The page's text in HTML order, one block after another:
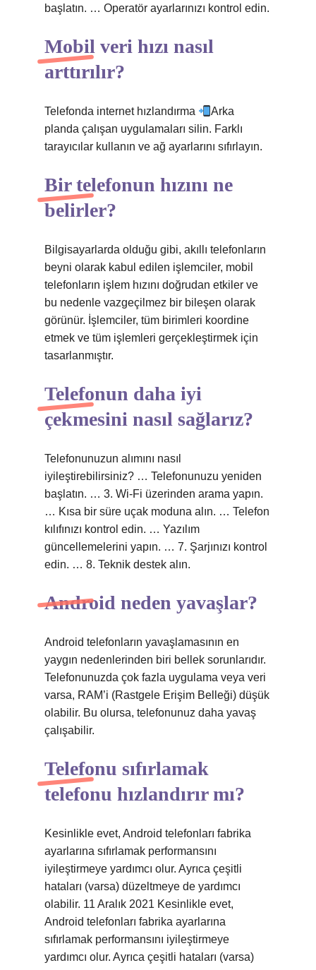
başlatın. … Operatör ayarlarınızı kontrol edin.
Mobil veri hızı nasıl
arttırılır?
Telefonda internet hızlandırma
Arka
planda çalışan uygulamaları silin. Farklı
tarayıcılar kullanın ve ağ ayarlarını sıfırlayın.
Bir telefonun hızını ne
belirler?
Bilgisayarlarda olduğu gibi, akıllı telefonların
beyni olarak kabul edilen işlemciler, mobil
telefonların işlem hızını doğrudan etkiler ve
bu nedenle vazgeçilmez bir bileşen olarak
görünür. İşlemciler, tüm birimleri koordine
etmek ve tüm işlemleri gerçekleştirmek için
tasarlanmıştır.
Telefonun daha iyi
çekmesini nasıl sağlarız?
Telefonunuzun alımını nasıl
iyileştirebilirsiniz? … Telefonunuzu yeniden
başlatın. … 3. Wi-Fi üzerinden arama yapın.
… Kısa bir süre uçak moduna alın. … Telefon
kılıfınızı kontrol edin. … Yazılım
güncellemelerini yapın. … 7. Şarjınızı kontrol
edin. … 8. Teknik destek alın.
Android neden yavaşlar?
Android telefonların yavaşlamasının en
yaygın nedenlerinden biri bellek sorunlarıdır.
Telefonunuzda çok fazla uygulama veya veri
varsa, RAM’i (Rastgele Erişim Belleği) düşük
olabilir. Bu olursa, telefonunuz daha yavaş
çalışabilir.
Telefonu sıfırlamak
telefonu hızlandırır mı?
Kesinlikle evet, Android telefonları fabrika
ayarlarına sıfırlamak performansını
iyileştirmeye yardımcı olur. Ayrıca çeşitli
hataları (varsa) düzeltmeye de yardımcı
olabilir. 11 Aralık 2021 Kesinlikle evet,
Android telefonları fabrika ayarlarına
sıfırlamak performansını iyileştirmeye
yardımcı olur. Ayrıca çeşitli hataları (varsa)